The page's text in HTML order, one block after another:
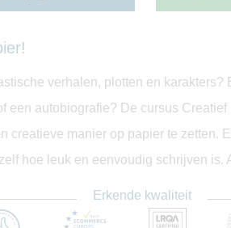
verhalen, plotten en karakters?
een autobiografie? De cursus
creatieve manier op papier te zetten.
hoe leuk en eenvoudig schrijven is.
Erkende kwaliteit